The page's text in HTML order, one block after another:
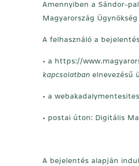
Amennyiben a Sándor-
Magyarország
A felhasználó a
• a https://
kapcsolatban elnevezésű
• a
• postai úton: Digitális
A bejelentés alapján